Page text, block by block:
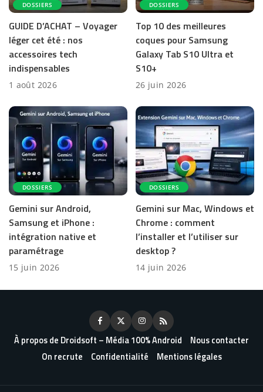
DOSSIERS
GUIDE D’ACHAT – Voyager
léger cet été : nos
accessoires tech
indispensables
1 août 2026
DOSSIERS
Top 10 des meilleures
coques pour Samsung
Galaxy Tab S10 Ultra et
S10+
26 juin 2026
DOSSIERS
Gemini sur Android,
Samsung et iPhone :
intégration native et
paramétrage
15 juin 2026
DOSSIERS
Gemini sur Mac, Windows et
Chrome : comment
l’installer et l’utiliser sur
desktop ?
14 juin 2026
À propos de Droidsoft – Média 100% Android
Nous contacter
On recrute
Confidentialité Mentions légales